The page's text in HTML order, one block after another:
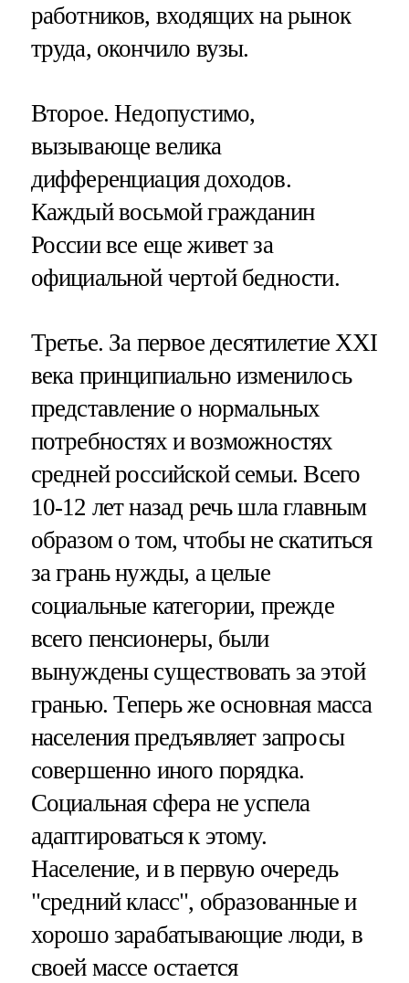
работников, входящих на рынок
труда, окончило вузы.
Второе. Недопустимо,
вызывающе велика
дифференциация доходов.
Каждый восьмой гражданин
России все еще живет за
официальной чертой бедности.
Третье. За первое десятилетие XXI
века принципиально изменилось
представление о нормальных
потребностях и возможностях
средней российской семьи. Всего
10-12 лет назад речь шла главным
образом о том, чтобы не скатиться
за грань нужды, а целые
социальные категории, прежде
всего пенсионеры, были
вынуждены существовать за этой
гранью. Теперь же основная масса
населения предъявляет запросы
совершенно иного порядка.
Социальная сфера не успела
адаптироваться к этому.
Население, и в первую очередь
"средний класс", образованные и
хорошо зарабатывающие люди, в
своей массе остается